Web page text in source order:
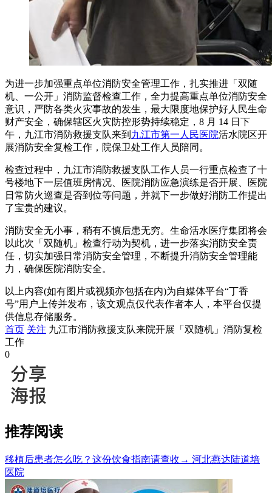
为进一步加强重点单位消防安全管理工作，扎实推进「双随
机、一公开」消防监督检查工作，全力提高重点单位消防安全
意识，严防各类火灾事故的发生，最大限度地保护好人民生命
财产安全，确保辖区火灾防控形势持续稳定，8 月 14 日下
午，九江市消防救援支队来到 九江市第一人民医院活水院区开
展消防安全复检工作，院保卫处工作人员陪同。
检查过程中，九江市消防救援支队工作人员一行重点检查了十
号楼地下一层值班房情况、医院消防应急演练是否开展、医院
日常防火巡查是否到位等问题，并就下一步做好消防工作提出
了宝贵的建议。
消防安全无小事，稍有不慎后患无穷。生命活水医疗集团将会
以此次「双随机」检查行动为契机，进一步落实消防安全责
任，切实加强日常消防安全管理，不断提升消防安全管理能
力，确保医院消防安全。
以上内容(如有图片或视频亦包括在内)为自媒体平台“丁香
号”用户上传并发布，该文观点仅代表作者本人，本平台仅提
供信息存储服务。
首页 关注 九江市消防救援支队来院开展「双随机」消防复检
工作
0
推荐阅读
移植后患者怎么吃？这份饮食指南请查收→ 河北燕达陆道培
医院